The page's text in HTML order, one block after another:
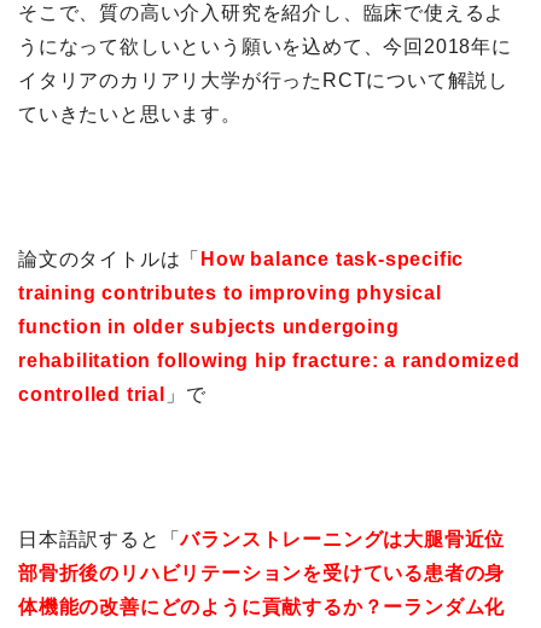
そこで、質の高い介入研究を紹介し、臨床で使えるよ
うになって欲しいという願いを込めて、今回2018年に
イタリアのカリアリ大学が行ったRCTについて解説し
ていきたいと思います。
論文のタイトルは「 How balance task-specific
training contributes to improving physical
function in older subjects undergoing
rehabilitation following hip fracture:a randomized
controlled trial
」で
日本語訳すると「バランストレーニングは大腿骨近位
部骨折後のリハビリテーションを受けている患者の身
体機能の改善にどのように貢献するか？ーランダム化